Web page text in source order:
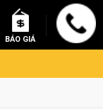
BÁO GIÁ